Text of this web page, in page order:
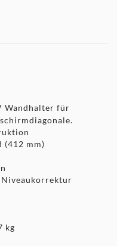
Wandhalter für
(412 mm)
kg